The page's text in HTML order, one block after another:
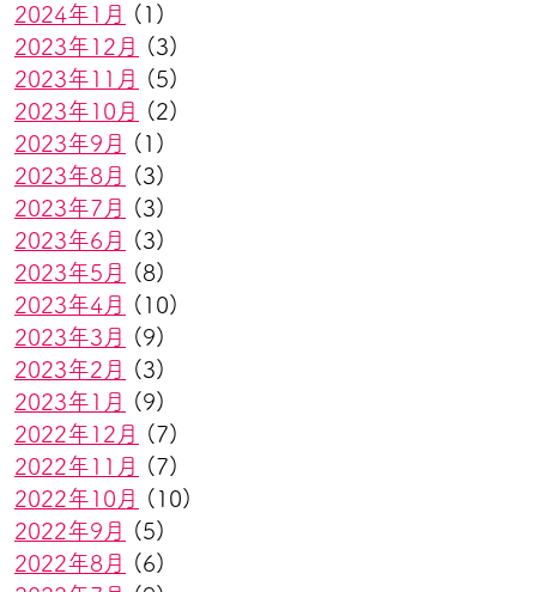
2024年1月
(1)
2023年12月
(3)
2023年11月
(5)
2023年10月
(2)
2023年9月
(1)
2023年8月
(3)
2023年7月
(3)
2023年6月
(3)
2023年5月
(8)
2023年4月
(10)
2023年3月
(9)
2023年2月
(3)
2023年1月
(9)
2022年12月
(7)
2022年11月
(7)
2022年10月
(10)
2022年9月
(5)
2022年8月
(6)